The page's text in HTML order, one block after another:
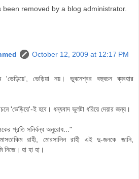
removed by a blog administrator.
October 12, 2009 at 12:17 PM
'ভেড়িয়ে', ভেড়িয়া নয়। ভুবনেশ্বর বহুবচন ব্যবহার
'ভেড়িয়ে'-ই হবে। ধন্যবাদ ভুলটা ধরিয়ে দেয়ার জন্য।
প্রতি সনির্বন্ধ অনুরোধ..."
রাহী, মোরসালিন রাহী এই দু-জনকে জানি,
হা হা হা।